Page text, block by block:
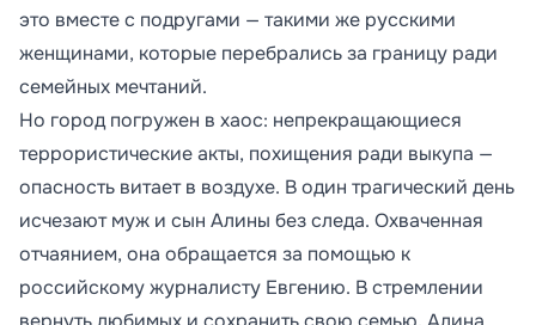
это вместе с подругами — такими же русскими
женщинами, которые перебрались за границу ради
семейных мечтаний.
Но город погружен в хаос: непрекращающиеся
террористические акты, похищения ради выкупа —
опасность витает в воздухе. В один трагический день
исчезают муж и сын Алины без следа. Охваченная
отчаянием, она обращается за помощью к
российскому журналисту Евгению. В стремлении